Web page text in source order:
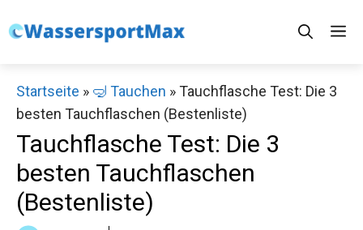
Inhalt
Startseite » 🤿 Tauchen »Tauchflasche Test: Die 3
besten Tauchflaschen (Bestenliste)
Tauchflasche Test: Die 3
besten Tauchflaschen
(Bestenliste)